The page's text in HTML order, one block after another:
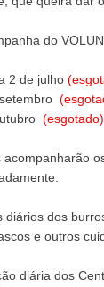
do
2 de julho
(esgotado)
acompanharão
diários dos
e outros
diária dos